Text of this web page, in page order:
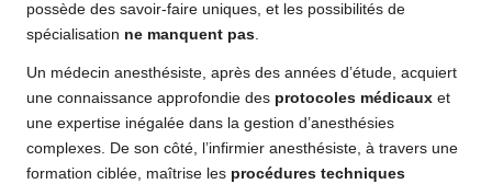
possède des savoir-faire uniques, et les possibilités de
spécialisation ne manquent pas.
Un médecin anesthésiste, après des années d’étude, acquiert
une connaissance approfondie des protocoles médicaux et
une expertise inégalée dans la gestion d’anesthésies
complexes. De son côté, l’infirmier anesthésiste, à travers une
formation ciblée, maîtrise les procédures techniques